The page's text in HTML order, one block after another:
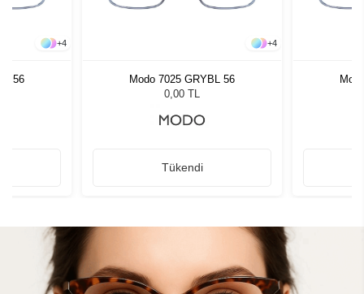
+4
56
+4
Modo 7025 GRYBL 56
0,00 TL
Tükendi